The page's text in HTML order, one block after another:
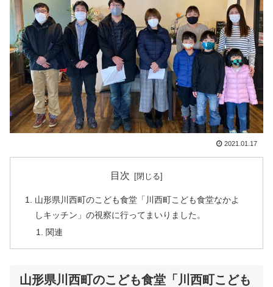
2021.01.17
目次
山形県川西町のこども食堂「川西町こども食堂なかよ
しキッチン」の視察に行ってまいりました。
関連
山形県川西町のこども食堂「川西町こども